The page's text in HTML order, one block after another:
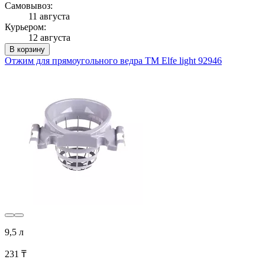
Самовывоз:
11 августа
Курьером:
12 августа
В корзину
Отжим для прямоугольного ведра ТМ Elfe light 92946
9,5 л
231 ₸